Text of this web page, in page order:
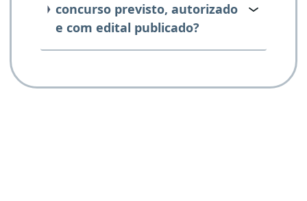
concurso previsto, autorizado
e com edital publicado?